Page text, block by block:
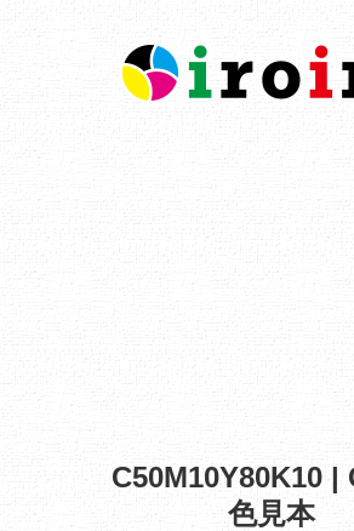
C50M10Y80K10 |
色見本